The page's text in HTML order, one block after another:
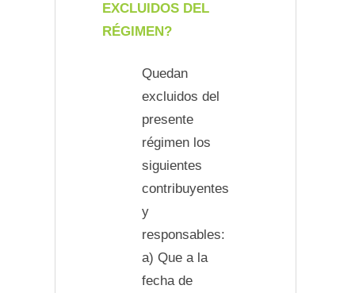
EXCLUIDOS DEL
RÉGIMEN?
Quedan
excluidos del
presente
régimen los
siguientes
contribuyentes
y
responsables:
a) Que a la
fecha de